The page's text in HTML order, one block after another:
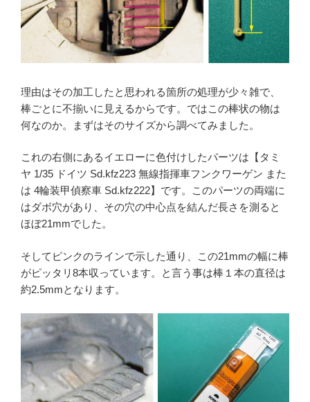
理由はその加工したと思われる箇所の処理が少々雑で、
棒ごとに不揃いに見えるからです。ではこの棒状の物は
何なのか。まずはそのサイズから調べてみました。
これの右側にあるイエローに色付けしたパーツは【タミ
ヤ 1/35 ドイツ Sd.kfz223 無線指揮車フンクワーゲン また
は 4輪装甲偵察車 Sd.kfz222】です。このパーツの両端に
はダボ穴があり、その穴の中心点を結んだ長さを測ると
ほぼ21mmでした。
そしてピンクのラインで示した通り、この21mmの幅に棒
がピッタリ8本収っています。と言う事は棒１本の直径は
約2.5mmとなります。